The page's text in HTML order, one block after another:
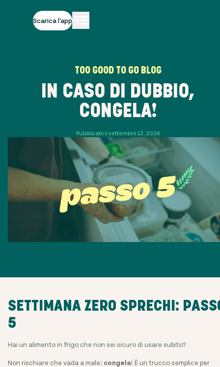
Scarica l'app
TOO GOOD TO GO BLOG
IN CASO DI DUBBIO,
CONGELA!
Pubblicato il settembre 13, 2024
SETTIMANA ZERO SPRECHI:
5
Hai un alimento in frigo che non sei sicuro di usare subito?
Non rischiare che vada a male: congela! È un trucco semplice per